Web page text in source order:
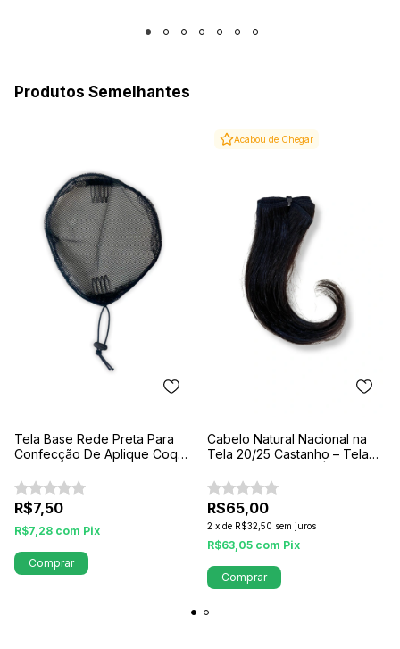
Produtos Semelhantes
Tela Base Rede Preta Para
Confecção De Aplique Coque
R$7,50
R$7,28 com Pix
Comprar
Acabou de Chegar
Cabelo Natural Nacional na
Tela 20/25 Castanho – Tela
20 cm
R$65,00
2 x de R$32,50 sem juros
R$63,05 com Pix
Comprar